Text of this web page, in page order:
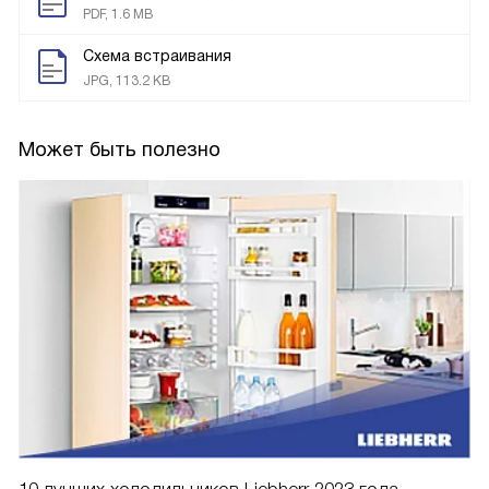
PDF, 1.6 MB
Схема встраивания
JPG, 113.2 KB
Может быть полезно